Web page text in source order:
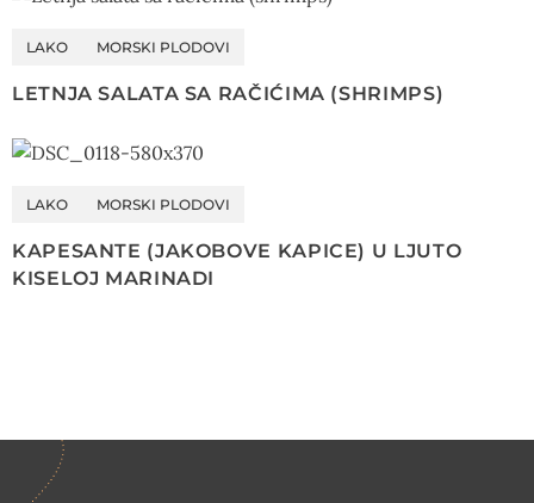
LAKO MORSKI PLODOVI
LETNJA SALATA SA RAČIĆIMA (SHRIMPS)
LAKO MORSKI PLODOVI
KAPESANTE (JAKOBOVE KAPICE) U LJUTO
KISELOJ MARINADI